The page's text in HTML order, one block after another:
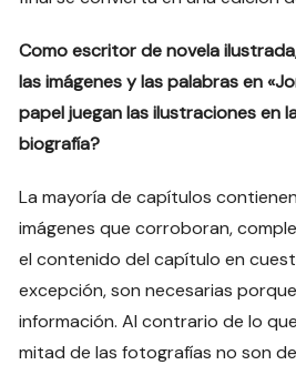
Como escritor de novela
las imágenes y las palabras en
papel juegan las ilustraciones en
biografía?
La mayoría de capítulos
imágenes que corroboran,
el contenido del capítulo en
excepción, son necesarias
información. Al contrario de lo
mitad de las fotografías no son